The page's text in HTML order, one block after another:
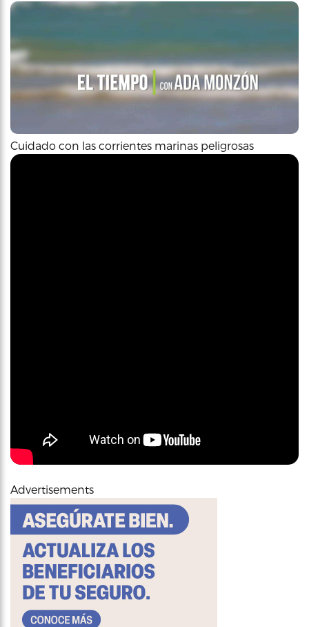
Cuidado con las corrientes marinas peligrosas
Advertisements